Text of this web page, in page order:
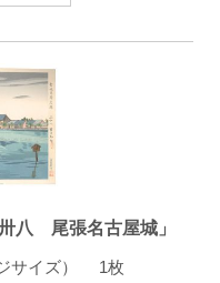
八 尾張名古屋城」
サイズ） 1枚